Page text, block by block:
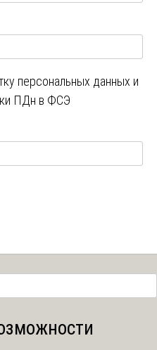
персональных данных и
ПДн в ФСЭ